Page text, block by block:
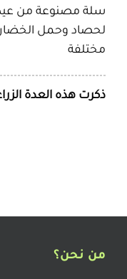
سلة مصنوعة من
لحصاد وحمل الخضار
مختلفة
ذكرت هذه العدة
من نحن؟